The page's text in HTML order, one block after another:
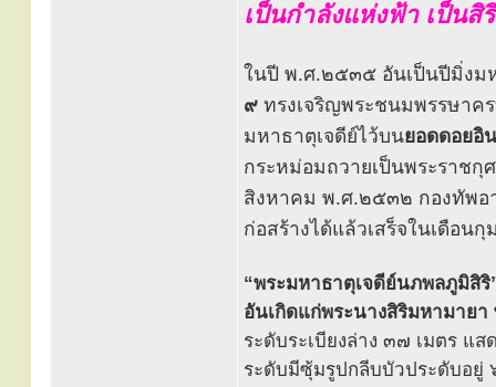
เป็นกำลังแห่งฟ้า เป็นสิ
ในปี พ.ศ.๒๕๓๕ อันเป็นปีมิ่งม
๙ ทรงเจริญพระชนมพรรษาค
มหาธาตุเจดีย์ไว้บนยอดดอยอิ
กระหม่อมถวายเป็นพระราชกุ
สิงหาคม พ.ศ.๒๕๓๒ กองทัพอ
ก่อสร้างได้แล้วเสร็จในเดือ
“พระมหาธาตุเจดีย์นภพลภูมิสิริ
อันเกิดแก่พระนางสิริมหามาย
ระดับระเบียงล่าง ๓๗ เมตร แส
ระดับมีซุ้มรูปกลีบบัวประดับอยู่